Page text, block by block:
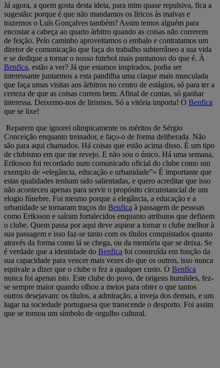
Já agora, a quem gosta desta ideia, para mim quase repulsiva, fica a
sugestão: porque é que não mandamos os líricos às malvas e
trazemos o Luís Gonçalves também? Assim temos alguém para
encostar a cabeça ao quarto árbitro quando as coisas não correrem
de feição. Pelo caminho aproveitamos o embalo e contratamos um
diretor de comunicação que faça do trabalho subterrâneo a sua vida
e se dedique a tornar o nosso futebol mais pantanoso do que é. À
Benfica, estão a ver? Já que estamos inspirados, podia ser
interessante juntarmos a esta pandilha uma claque mais musculada
que faça umas visitas aos árbitros no centro de estágios, só para ter a
certeza de que as coisas correm bem. Afinal de contas, só ganhar
interessa. Deixemo-nos de lirismos. Só a vitória importa! O Benfica
que se lixe!
Reparem que ignorei olimpicamente os méritos de Sérgio
Conceição enquanto treinador, e faço-o de forma deliberada. Não
são para aqui chamados. Há coisas que estão acima disso. É um tipo
de clubismo em que me revejo. E não sou o único. Há uma semana,
Eriksson foi recordado num comunicado oficial do clube como um
exemplo de «elegância, educação e urbanidade”» É importante que
estas qualidades tenham sido salientadas, e quero acreditar que isso
não aconteceu apenas para servir o propósito circunstancial de um
elogio fúnebre. Foi mesmo porque a elegância, a educação e a
urbanidade se tornaram traços do Benfica à passagem de pessoas
como Eriksson e saíram fortalecidos enquanto atributos que definem
o clube. Quem passa por aqui deve aspirar a tornar o clube melhor à
sua passagem e isso faz-se tanto com os títulos conquistados quanto
através da forma como lá se chega, ou da memória que se deixa. Se
é verdade que a identidade do Benfica foi construída em função da
sua capacidade para vencer mais vezes do que os outros, isso nunca
equivale a dizer que o clube o fez a qualquer custo. O Benfica
nunca foi apenas isto. Este clube do povo, de origens humildes, fez-
se sempre maior quando olhou a meios para obter o que tantos
outros desejavam: os títulos, a admiração, a inveja dos demais, e um
lugar na sociedade portuguesa que transcende o desporto. Foi assim
que se tornou um símbolo de orgulho cultural.